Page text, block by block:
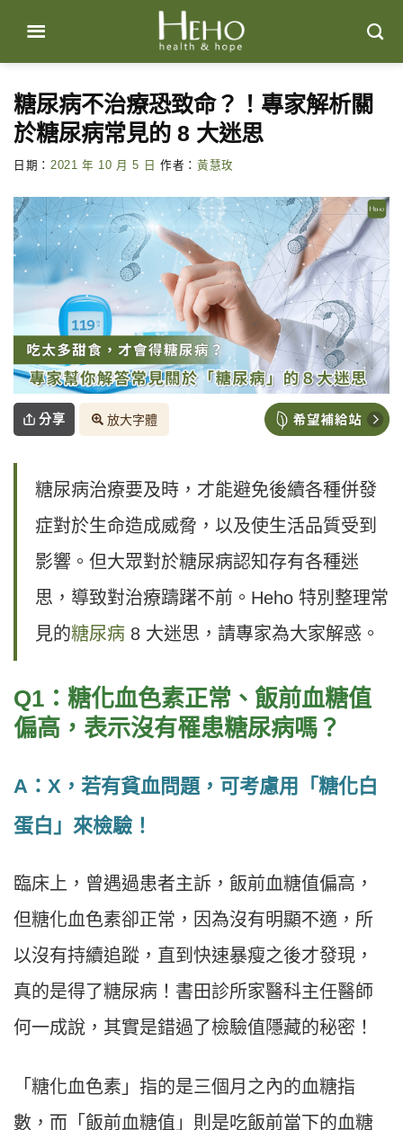
content
糖尿病不治療恐致命？！專家解析關
於糖尿病常見的 8 大迷思
日期： 2021 年 10 月 5 日 作者： 黃慧玫
分享 放大字體
糖尿病治療要及時，才能避免後續各種併發
症對於生命造成威脅，以及使生活品質受到
影響。但大眾對於糖尿病認知存有各種迷
思，導致對治療躊躇不前。Heho 特別整理常
見的糖尿病 8 大迷思，請專家為大家解惑。
Q1：糖化血色素正常、飯前血糖值
偏高，表示沒有罹患糖尿病嗎？
A：X，若有貧血問題，可考慮用「糖化白
蛋白」來檢驗！
臨床上，曾遇過患者主訴，飯前血糖值偏高，
但糖化血色素卻正常，因為沒有明顯不適，所
以沒有持續追蹤，直到快速暴瘦之後才發現，
真的是得了糖尿病！書田診所家醫科主任醫師
何一成說，其實是錯過了檢驗值隱藏的秘密！
「糖化血色素」指的是三個月之內的血糖指
數，而「飯前血糖值」則是吃飯前當下的血糖